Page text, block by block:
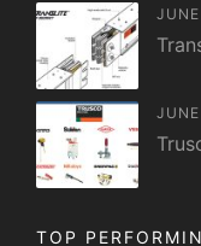
TOP